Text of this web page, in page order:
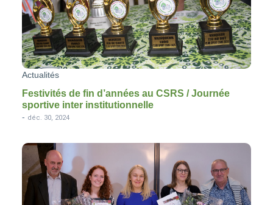
Actualités
Festivités de fin d’années au CSRS / Journée
sportive inter institutionnelle
- déc. 30, 2024